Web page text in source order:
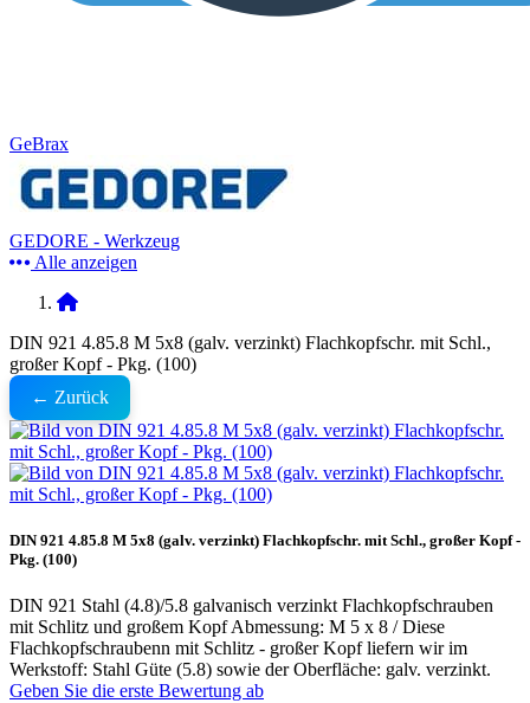
GeBrax
GEDORE - Werkzeug
Alle anzeigen
DIN 921 4.85.8 M 5x8 (galv. verzinkt) Flachkopfschr. mit Schl.,
großer Kopf - Pkg. (100)
← Zurück
DIN 921 4.85.8 M 5x8 (galv. verzinkt) Flachkopfschr. mit Schl., großer Kopf -
Pkg. (100)
DIN 921 Stahl (4.8)/5.8 galvanisch verzinkt Flachkopfschrauben
mit Schlitz und großem Kopf Abmessung: M 5 x 8 / Diese
Flachkopfschraubenn mit Schlitz - großer Kopf liefern wir im
Werkstoff: Stahl Güte (5.8) sowie der Oberfläche: galv. verzinkt.
Geben Sie die erste Bewertung ab